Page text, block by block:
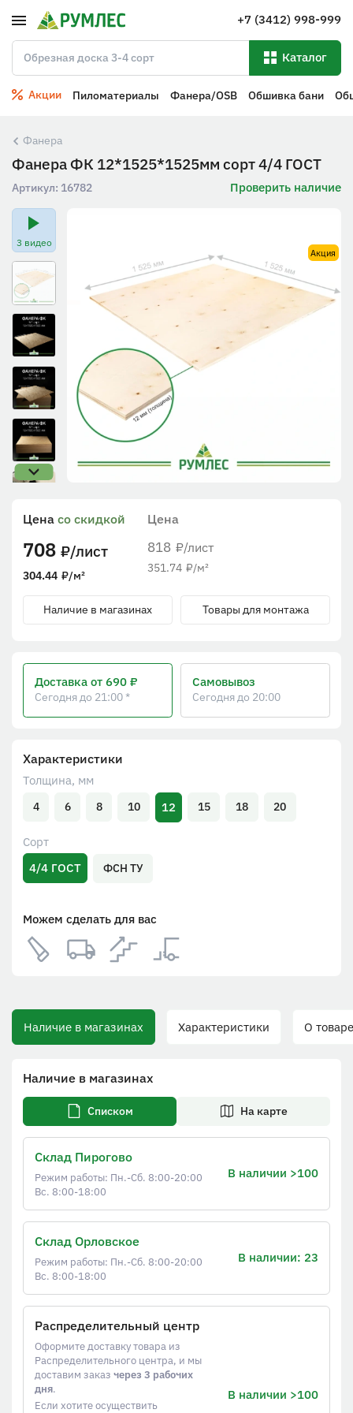
+7 (3412) 998-999
Каталог
Акции Пиломатериалы Фанера/OSB Обшивка бани
Фанера
Фанера ФК 12*1525*1525мм сорт 4/4 ГОСТ
Артикул: 16782 Проверить наличие
Акция
3 видео
Характеристики
Толщина, мм
4 6 8 10 12 15 18 20
Сорт
4/4 ГОСТ
ФСН ТУ
Можем сделать для вас
Цена
818 ₽/лист
351.74 ₽/м²
Цена со скидкой
708 ₽/лист
304.44 ₽/м²
Наличие в магазинах Товары для монтажа
Доставка от 690 ₽
Сегодня до 21:00 *
Самовывоз
Сегодня до 20:00
Наличие в магазинах Характеристики О товаре
Наличие в магазинах
Списком На карте
Склад Пирогово
Режим работы: Пн.-Сб. 8:00-20:00
Вс. 8:00-18:00
В наличии >100
Склад Орловское
Режим работы: Пн.-Сб. 8:00-20:00
Вс. 8:00-18:00
В наличии: 23
Распределительный центр
Оформите доставку товара из
Распределительного центра, и мы
доставим заказ через 3 рабочих
дня.
Если хотите осуществить
В наличии >100